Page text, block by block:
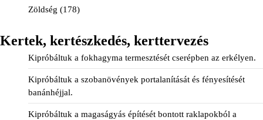
Zöldség (178)
Kertek, kertészkedés, kerttervezés
Kipróbáltuk a fokhagyma termesztését cserépben az erkélyen.
Kipróbáltuk a szobanövények portalanítását és fényesítését
banánhéjjal.
Kipróbáltuk a magaságyás építését bontott raklapokból a